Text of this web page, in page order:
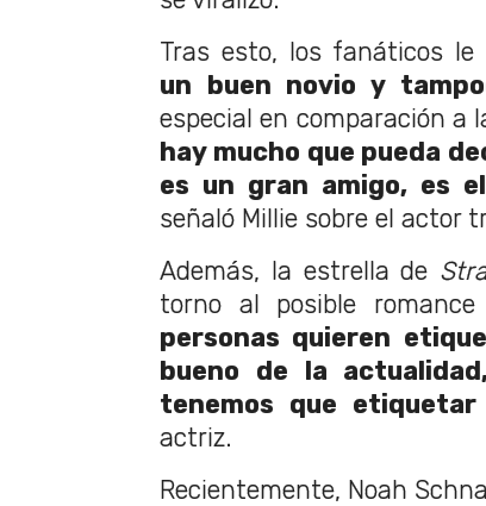
Tras esto, los fanáticos le
un buen novio y
especial en comparación a
hay mucho que pueda
es un gran amigo, es
señaló Millie sobre el actor
Además, la estrella de
torno al posible
personas quieren
bueno de la
tenemos que
actriz.
Recientemente, Noah